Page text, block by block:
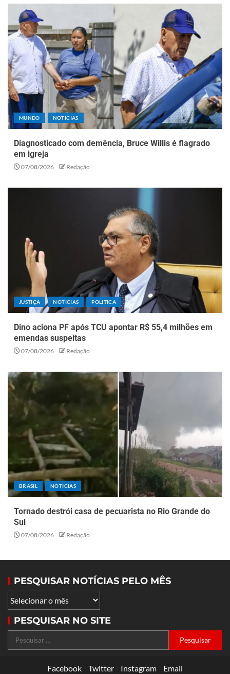
MUNDO NOTÍCIAS
Diagnosticado com demência, Bruce Willis é flagrado
em igreja
07/08/2026 Redação
JUSTIÇA NOTÍCIAS POLÍTICA
Dino aciona PF após TCU apontar R$ 55,4 milhões em
emendas suspeitas
07/08/2026 Redação
BRASIL NOTÍCIAS
Tornado destrói casa de pecuarista no Rio Grande do
Sul
07/08/2026 Redação
PESQUISAR NOTÍCIAS PELO MÊS
PESQUISAR NO SITE
Facebook Twitter Instagram Email